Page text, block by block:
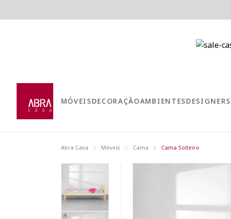
MÓVEISDECORAÇÃOAMBIENTESDESIGNERS
Abra Casa Móveis Cama Cama Solteiro